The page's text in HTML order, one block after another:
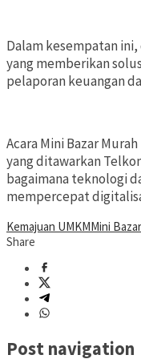
Dalam kesempatan
yang memberikan
pelaporan keuangan
Acara Mini Bazar
yang ditawarkan
bagaimana teknologi
mempercepat
Kemajuan UMKMMini
Share
Post navigation